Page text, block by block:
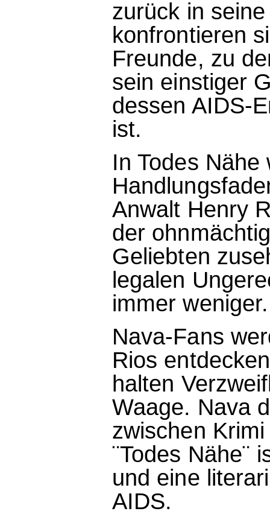
zurück in
konfrontieren
Freunde, zu
sein einstiger
dessen AIDS-
ist.
In Todes
Anwalt Henry
der
Geliebten
legalen
immer weniger.
Nava-Fans
Rios
halten
Waage. Nava
zwischen
¨Todes Nähe¨
und eine
AIDS.